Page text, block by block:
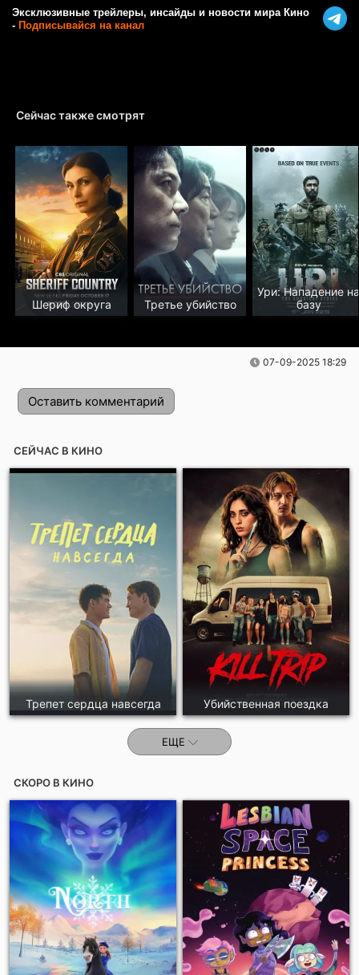
Эксклюзивные трейлеры, инсайды и новости мира Кино
- Подписывайся на канал
Сейчас также смотрят
Шериф округа Третье убийство
Ури: Нападение на
базу
07-09-2025 18:29
Оставить комментарий
Отправить!
СЕЙЧАС В КИНО
Трепет сердца навсегда Убийственная поездка
ЕЩЕ
СКОРО В КИНО